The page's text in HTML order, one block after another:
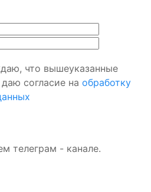
что вышеуказанные
согласие на обработку
телеграм - канале.